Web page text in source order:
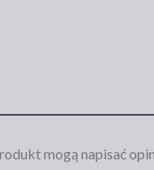
mogą napisać